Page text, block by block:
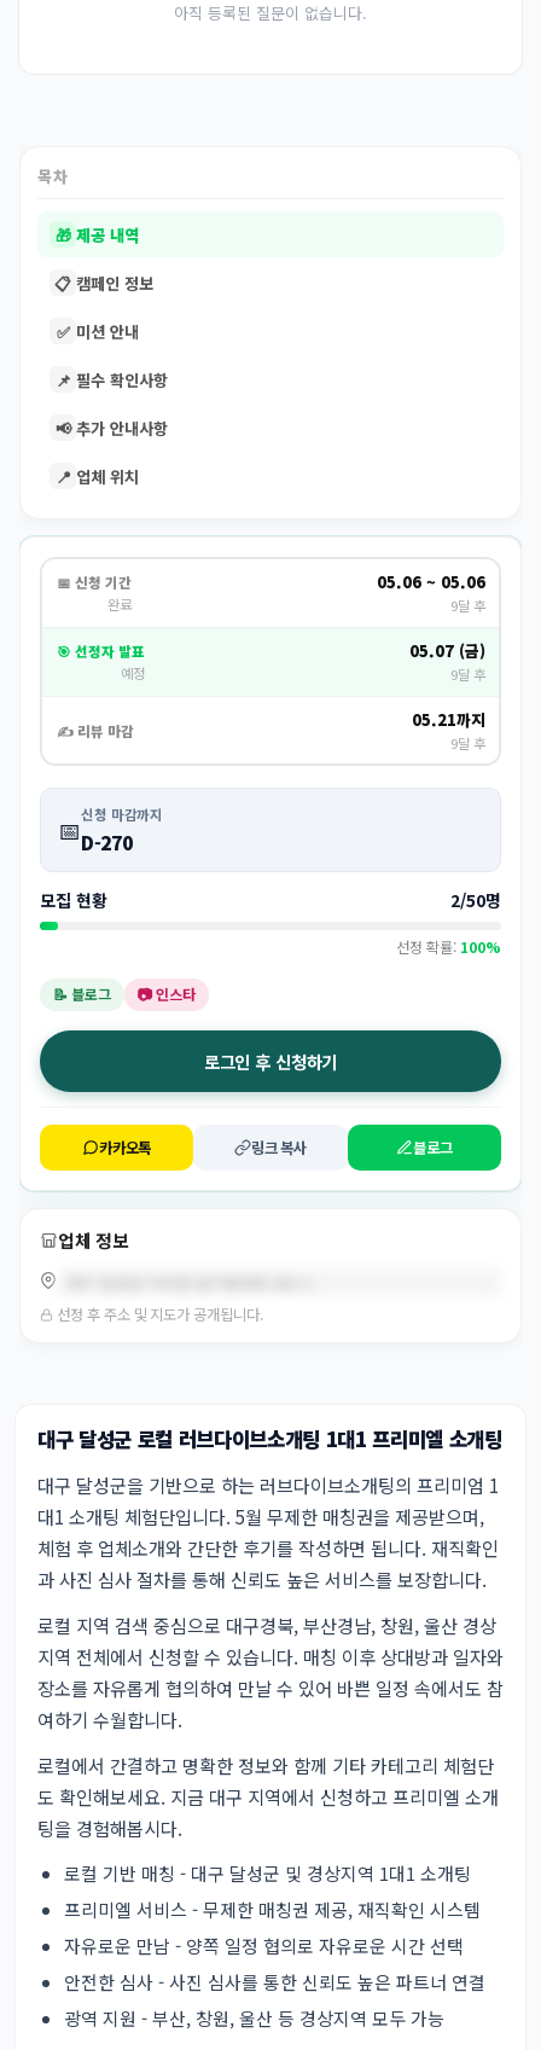
아직 등록된 질문이 없습니다.
목차
🎁 제공 내역
📋 캠페인 정보
✅ 미션 안내
📌 필수 확인사항
📢 추가 안내사항
📍 업체 위치
📅 신청 기간
완료
05.06 ~ 05.06
9달 후
🎯 선정자 발표
예정
05.07 (금)
9달 후
✍️ 리뷰 마감 05.21까지
9달 후
📅신청 마감까지
D-270
모집 현황 2/50명
선정 확률: 100%
📝 블로그 📷 인스타
로그인 후 신청하기
카카오톡 링크 복사 블로그
업체 정보
선정 후 주소 및 지도가 공개됩니다.
대구 달성군 로컬 러브다이브소개팅 1대1 프리미엘 소개팅
대구 달성군을 기반으로 하는 러브다이브소개팅의 프리미엄 1
대1 소개팅 체험단입니다. 5월 무제한 매칭권을 제공받으며,
체험 후 업체소개와 간단한 후기를 작성하면 됩니다. 재직확인
과 사진 심사 절차를 통해 신뢰도 높은 서비스를 보장합니다.
로컬 지역 검색 중심으로 대구경북, 부산경남, 창원, 울산 경상
지역 전체에서 신청할 수 있습니다. 매칭 이후 상대방과 일자와
장소를 자유롭게 협의하여 만날 수 있어 바쁜 일정 속에서도 참
여하기 수월합니다.
로컬에서 간결하고 명확한 정보와 함께 기타 카테고리 체험단
도 확인해보세요. 지금 대구 지역에서 신청하고 프리미엘 소개
팅을 경험해봅시다.
로컬 기반 매칭 - 대구 달성군 및 경상지역 1대1 소개팅
프리미엘 서비스 - 무제한 매칭권 제공, 재직확인 시스템
자유로운 만남 - 양쪽 일정 협의로 자유로운 시간 선택
안전한 심사 - 사진 심사를 통한 신뢰도 높은 파트너 연결
광역 지원 - 부산, 창원, 울산 등 경상지역 모두 가능